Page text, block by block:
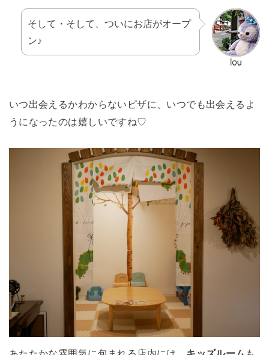
そして・そして、ついにお店がオープ
ン♪
いつ出会えるかわからないピザに、いつでも出会えるよ
うになったのは嬉しいですね♡